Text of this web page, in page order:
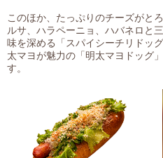
このほか、たっぷりのチーズがと
ルサ、ハラペーニョ、ハバネロと
味を深める「スパイシーチリドッ
太マヨが魅力の「明太マヨドッグ
す。